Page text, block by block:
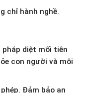
chỉ hành nghề.
diệt mối tiên
con người và môi
Đảm bảo an